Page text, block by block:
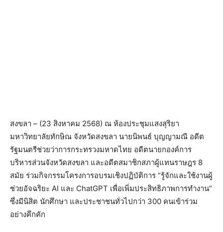
สงขลา – (23 สิงหาคม 2568) ณ ห้องประชุมแสงสุริยา
มหาวิทยาลัยทักษิณ จังหวัดสงขลา นายนิพนธ์ บุญญามณี อดีต
รัฐมนตรีช่วยว่าการกระทรวงมหาดไทย อดีตนายกองค์การ
บริหารส่วนจังหวัดสงขลา และอดีตสมาชิกสภาผู้แทนราษฎร 8
สมัย ร่วมกิจกรรมโครงการอบรมเชิงปฏิบัติการ “รู้จักและใช้งานผู้
ช่วยอัจฉริยะ AI และ ChatGPT เพื่อเพิ่มประสิทธิภาพการทำงาน”
ซึ่งมีนิสิต นักศึกษา และประชาชนทั่วไปกว่า 300 คนเข้าร่วม
อย่างคึกคัก